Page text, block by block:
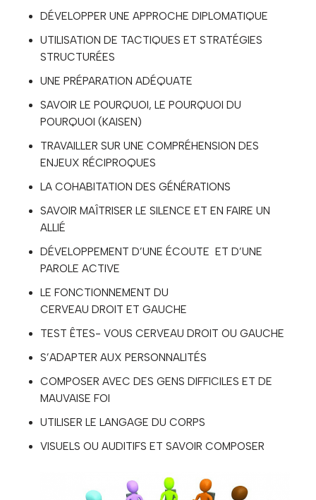
DÉVELOPPER UNE APPROCHE DIPLOMATIQUE
UTILISATION DE TACTIQUES ET STRATÉGIES
STRUCTURÉES
UNE PRÉPARATION ADÉQUATE
SAVOIR LE POURQUOI, LE POURQUOI DU
POURQUOI (KAISEN)
TRAVAILLER SUR UNE COMPRÉHENSION DES
ENJEUX RÉCIPROQUES
LA COHABITATION DES GÉNÉRATIONS
SAVOIR MAÎTRISER LE SILENCE ET EN FAIRE UN
ALLIÉ
DÉVELOPPEMENT D’UNE ÉCOUTE ET D’UNE
PAROLE ACTIVE
LE FONCTIONNEMENT DU
CERVEAU DROIT ET GAUCHE
TEST ÊTES- VOUS CERVEAU DROIT OU GAUCHE
S’ADAPTER AUX PERSONNALITÉS
COMPOSER AVEC DES GENS DIFFICILES ET DE
MAUVAISE FOI
UTILISER LE LANGAGE DU CORPS
VISUELS OU AUDITIFS ET SAVOIR COMPOSER